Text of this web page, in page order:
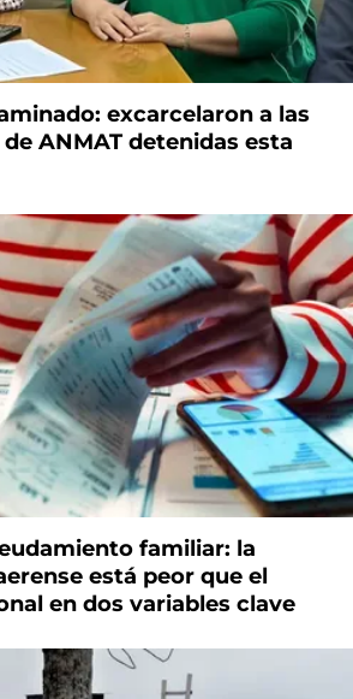
excarcelaron a las
ANMAT detenidas esta
familiar: la
está peor que el
en dos variables clave